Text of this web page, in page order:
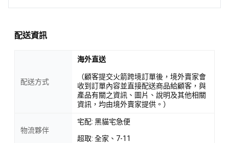
配送資訊
配送方式
海外直送
（顧客提交火箭跨境訂單後，境外賣家會
收到訂單內容並直接配送商品給顧客，與
產品有關之資訊、圖片、說明及其他相關
資訊，均由境外賣家提供。）
物流夥伴
宅配: 黑貓宅急便
超取: 全家、7-11